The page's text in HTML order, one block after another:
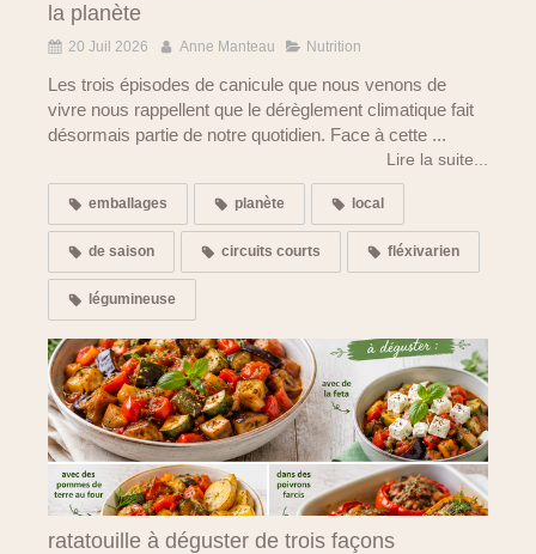
la planète
20 Juil 2026 Anne Manteau Nutrition
Les trois épisodes de canicule que nous venons de
vivre nous rappellent que le dérèglement climatique fait
désormais partie de notre quotidien. Face à cette ...
Lire la suite...
emballages planète local
de saison circuits courts fléxivarien
légumineuse
ratatouille à déguster de trois façons